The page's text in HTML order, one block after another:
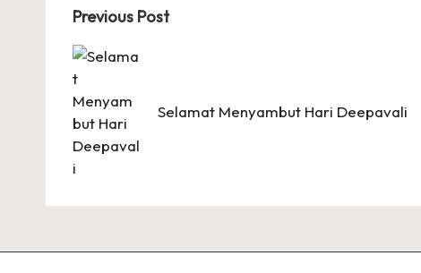
Post
navigation
Previous Post
Selamat Menyambut Hari Deepavali